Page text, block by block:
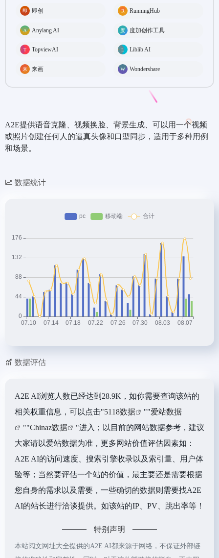
即创 RunningHub
Anylang AI 度加创作工具
TopviewAI Liblib AI
来画 Wondershare
A2E提供语音克隆、视频换脸、背景生成、可以用一个视频
或照片创建任何人的逼真头像和口型同步，适用于多种用例
和场景。
数据统计
数据评估
A2E AI浏览人数已经达到28.9K，如你需要查询该站的
相关权重信息，可以点击"5118数据 ""爱站数据
""Chinaz数据
"进入；以目前的网站数据参考，建议
大家请以爱站数据为准，更多网站价值评估因素如：
A2E AI的访问速度、搜索引擎收录以及索引量、用户体
验等；当然要评估一个站的价值，最主要还是需要根据
您自身的需求以及需要，一些确切的数据则需要找A2E
AI的站长进行洽谈提供。如该站的IP、PV、跳出率等！
特别声明
本站阅文网址大全提供的A2E AI都来源于网络，不保证外部链